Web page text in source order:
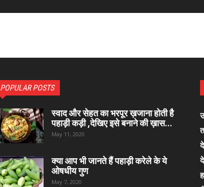
POPULAR POSTS
स्वाद और सेहत का भरपूर ख़जाना होती है
पहाड़ी कड़ी ,देखिए इसे बनाने की ख़ास...
May 11, 2020
क्या आप भी जानते हैं पहाड़ी करेले के ये
ओषधीय गुण
May 7, 2020